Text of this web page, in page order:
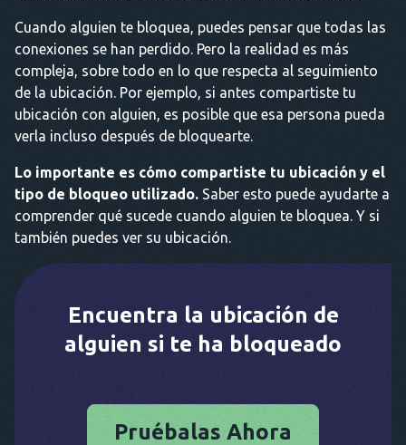
Cuando alguien te bloquea, puedes pensar que todas las
conexiones se han perdido. Pero la realidad es más
compleja, sobre todo en lo que respecta al seguimiento
de la ubicación. Por ejemplo, si antes compartiste tu
ubicación con alguien, es posible que esa persona pueda
verla incluso después de bloquearte.
Lo importante es cómo compartiste tu ubicación y el
tipo de bloqueo utilizado. Saber esto puede ayudarte a
comprender qué sucede cuando alguien te bloquea. Y si
también puedes ver su ubicación.
Encuentra la ubicación de
alguien si te ha bloqueado
Pruébalas Ahora